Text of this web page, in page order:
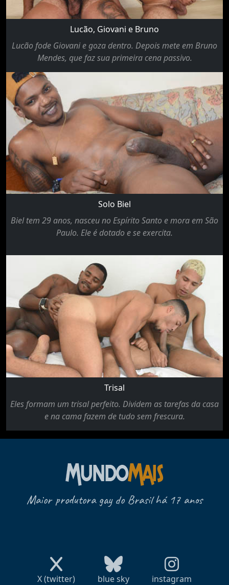
Lucão, Giovani e Bruno
Lucão fode Giovani e goza dentro. Depois mete em Bruno
Mendes, que faz sua primeira cena passivo.
Solo Biel
Biel tem 29 anos, nasceu no Espírito Santo e mora em São
Paulo. Ele é dotado e se exercita.
Trisal
Eles formam um trisal perfeito. Dividem as tarefas da casa
e na cama fazem de tudo sem frescura.
Maior produtora gay do Brasil há 17 anos
X (twitter) blue sky instagram